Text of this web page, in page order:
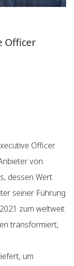
Officer
Officer
von
dessen Wert
seiner Führung
zum weltweit
transformiert,
um